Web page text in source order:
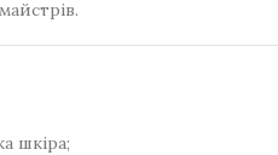
шкіра;